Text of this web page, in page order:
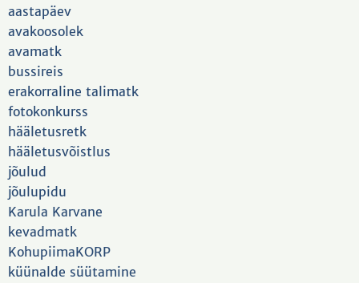
aastapäev
avakoosolek
avamatk
bussireis
erakorraline talimatk
fotokonkurss
hääletusretk
hääletusvõistlus
jõulud
jõulupidu
Karula Karvane
kevadmatk
KohupiimaKORP
küünalde süütamine